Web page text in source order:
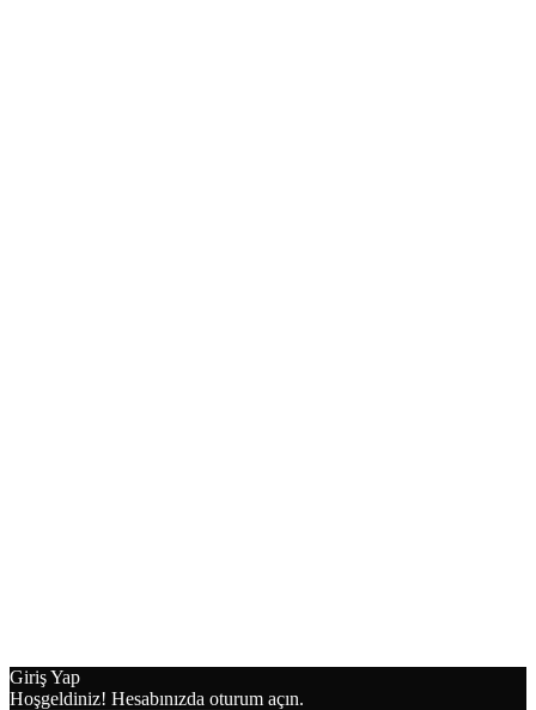
Giriş Yap
Hoşgeldiniz! Hesabınızda oturum açın.